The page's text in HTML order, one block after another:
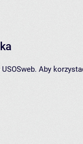
Aby